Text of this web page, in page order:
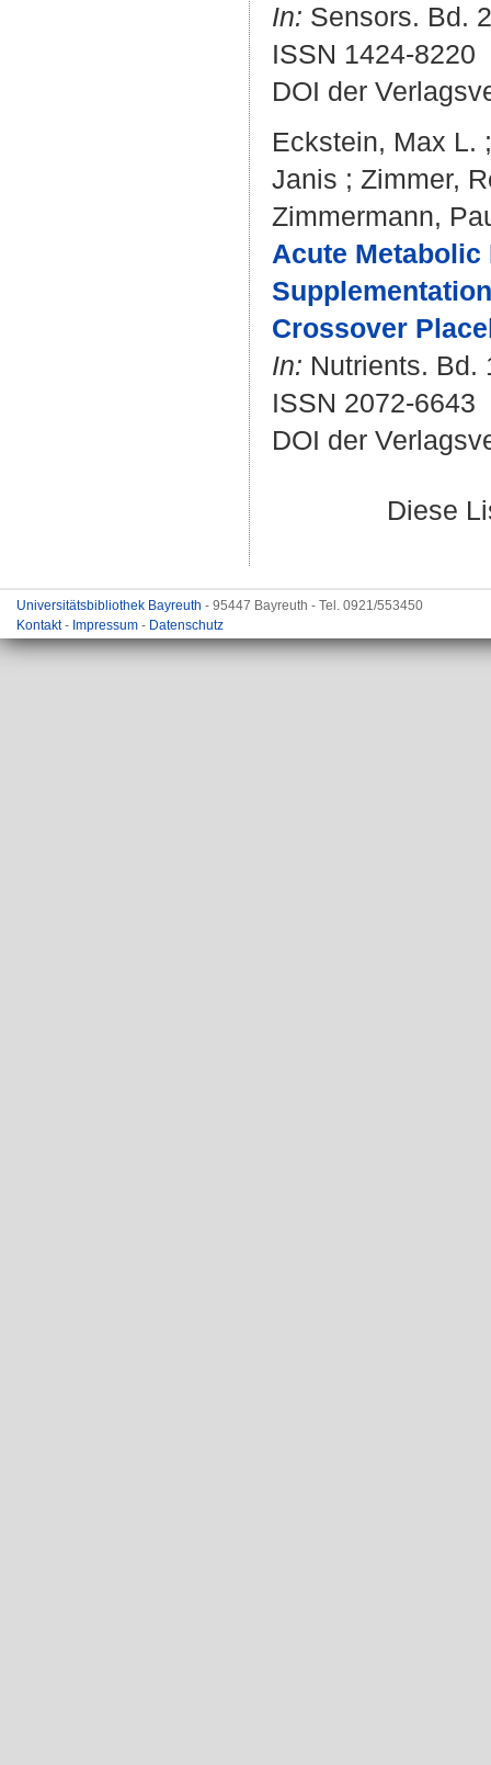
In: Sensors. Bd.
ISSN 1424-8220
DOI der
Eckstein, Max L.
Janis ; Zimmer,
Zimmermann,
Acute Metabolic
Crossover
In: Nutrients. Bd.
ISSN 2072-6643
DOI der
Diese
Universitätsbibliothek Bayreuth - 95447 Bayreuth - Tel. 0921/553450
Kontakt- Impressum - Datenschutz